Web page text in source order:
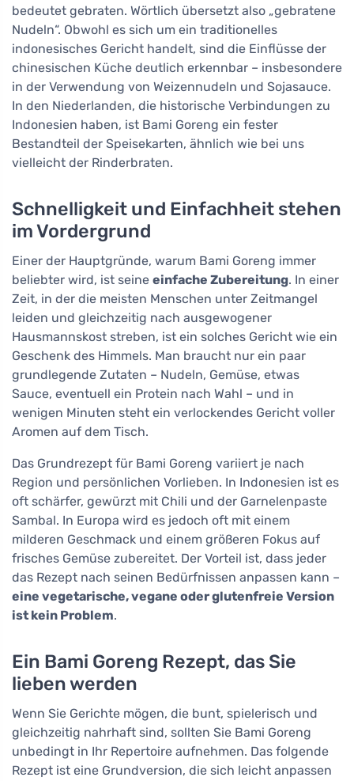
bedeutet gebraten. Wörtlich übersetzt also „gebratene
Nudeln“. Obwohl es sich um ein traditionelles
indonesisches Gericht handelt, sind die Einflüsse der
chinesischen Küche deutlich erkennbar – insbesondere
in der Verwendung von Weizennudeln und Sojasauce.
In den Niederlanden, die historische Verbindungen zu
Indonesien haben, ist Bami Goreng ein fester
Bestandteil der Speisekarten, ähnlich wie bei uns
vielleicht der Rinderbraten.
Schnelligkeit und Einfachheit stehen
im Vordergrund
Einer der Hauptgründe, warum Bami Goreng immer
beliebter wird, ist seine einfache Zubereitung. In einer
Zeit, in der die meisten Menschen unter Zeitmangel
leiden und gleichzeitig nach ausgewogener
Hausmannskost streben, ist ein solches Gericht wie ein
Geschenk des Himmels. Man braucht nur ein paar
grundlegende Zutaten – Nudeln, Gemüse, etwas
Sauce, eventuell ein Protein nach Wahl – und in
wenigen Minuten steht ein verlockendes Gericht voller
Aromen auf dem Tisch.
Das Grundrezept für Bami Goreng variiert je nach
Region und persönlichen Vorlieben. In Indonesien ist es
oft schärfer, gewürzt mit Chili und der Garnelenpaste
Sambal. In Europa wird es jedoch oft mit einem
milderen Geschmack und einem größeren Fokus auf
frisches Gemüse zubereitet. Der Vorteil ist, dass jeder
das Rezept nach seinen Bedürfnissen anpassen kann –
eine vegetarische, vegane oder glutenfreie Version
ist kein Problem.
Ein Bami Goreng Rezept, das Sie
lieben werden
Wenn Sie Gerichte mögen, die bunt, spielerisch und
gleichzeitig nahrhaft sind, sollten Sie Bami Goreng
unbedingt in Ihr Repertoire aufnehmen. Das folgende
Rezept ist eine Grundversion, die sich leicht anpassen